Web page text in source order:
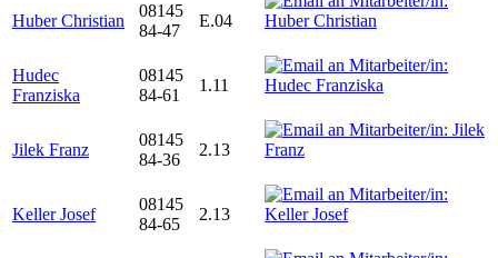
Huber Christian
08145
84-47
E.04
Hudec
Franziska
08145
84-61
1.11
Jilek Franz
08145
84-36
2.13
Keller Josef
08145
84-65
2.13